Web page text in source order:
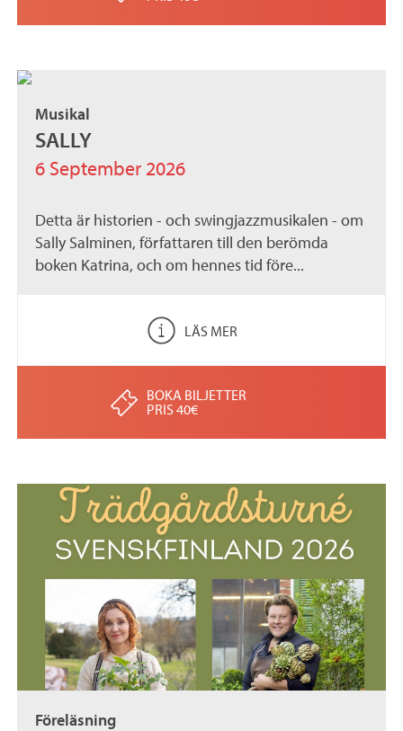
Musikal
SALLY
6 September 2026
Detta är historien - och swingjazzmusikalen - om
Sally Salminen, författaren till den berömda
boken Katrina, och om hennes tid före...
LÄS MER
BOKA BILJETTER
PRIS 40€
Föreläsning